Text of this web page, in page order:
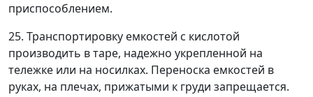
приспособлением.
25. Транспортировку емкостей с кислотой
производить в таре, надежно укрепленной на
тележке или на носилках. Переноска емкостей в
руках, на плечах, прижатыми к груди запрещается.